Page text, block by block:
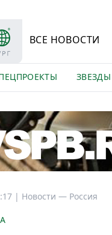
ВСЕ НОВОСТИ
ЗВЕЗДЫ
| Новости — Россия